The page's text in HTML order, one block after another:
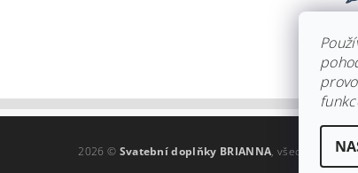
2026 © Svatební doplňky BRIANNA, všechna práva